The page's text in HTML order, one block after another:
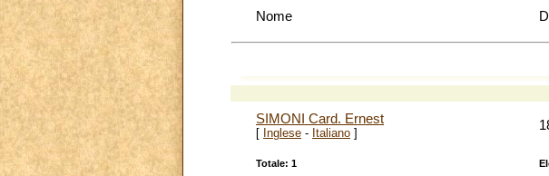
Nome
SIMONI Card. Ernest
[ Inglese - Italiano ]
Totale: 1